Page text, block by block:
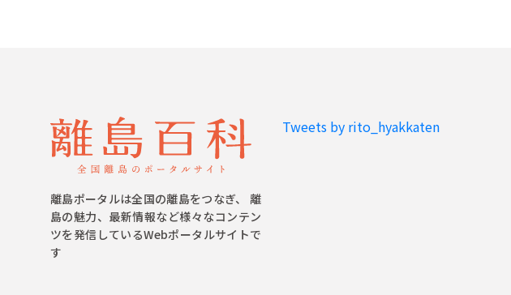
離島ポータルは全国の離島をつなぎ、 離
島の魅力、最新情報など様々なコンテン
ツを発信しているWebポータルサイトで
す
Tweets by rito_hyakkaten